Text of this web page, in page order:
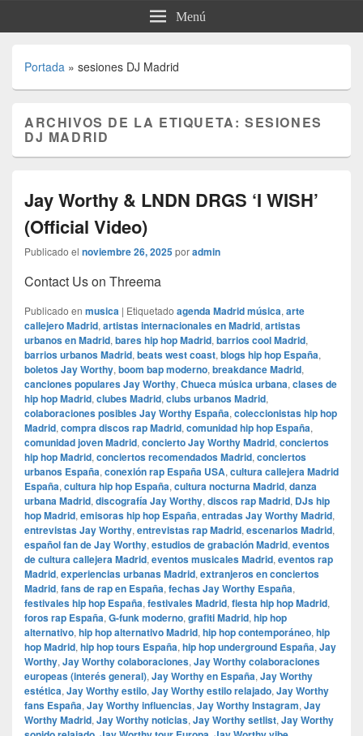
Menú
Portada » sesiones DJ Madrid
ARCHIVOS DE LA ETIQUETA:SESIONES
DJ MADRID
Jay Worthy & LNDN DRGS ‘I WISH’
(Official Video)
Publicado el noviembre 26, 2025poradmin
Contact Us on Threema
Publicado en musica | Etiquetado agenda Madrid música, arte
callejero Madrid, artistas internacionales en Madrid, artistas
urbanos en Madrid, bares hip hop Madrid, barrios cool Madrid,
barrios urbanos Madrid, beats west coast, blogs hip hop España,
boletos Jay Worthy, boom bap moderno, breakdance Madrid,
canciones populares Jay Worthy, Chueca música urbana, clases de
hip hop Madrid, clubes Madrid, clubs urbanos Madrid,
colaboraciones posibles Jay Worthy España, coleccionistas hip hop
Madrid, compra discos rap Madrid, comunidad hip hop España,
comunidad joven Madrid, concierto Jay Worthy Madrid, conciertos
hip hop Madrid, conciertos recomendados Madrid, conciertos
urbanos España, conexión rap España USA, cultura callejera Madrid
España, cultura hip hop España, cultura nocturna Madrid, danza
urbana Madrid, discografía Jay Worthy, discos rap Madrid, DJs hip
hop Madrid, emisoras hip hop España, entradas Jay Worthy Madrid,
entrevistas Jay Worthy, entrevistas rap Madrid, escenarios Madrid,
español fan de Jay Worthy, estudios de grabación Madrid, eventos
de cultura callejera Madrid, eventos musicales Madrid, eventos rap
Madrid, experiencias urbanas Madrid, extranjeros en conciertos
Madrid, fans de rap en España, fechas Jay Worthy España,
festivales hip hop España, festivales Madrid, fiesta hip hop Madrid,
foros rap España, G-funk moderno, grafiti Madrid, hip hop
alternativo, hip hop alternativo Madrid, hip hop contemporáneo, hip
hop Madrid, hip hop tours España, hip hop underground España, Jay
Worthy, Jay Worthy colaboraciones, Jay Worthy colaboraciones
europeas (interés general), Jay Worthy en España, Jay Worthy
estética, Jay Worthy estilo, Jay Worthy estilo relajado, Jay Worthy
fans España, Jay Worthy influencias, Jay Worthy Instagram, Jay
Worthy Madrid, Jay Worthy noticias, Jay Worthy setlist, Jay Worthy